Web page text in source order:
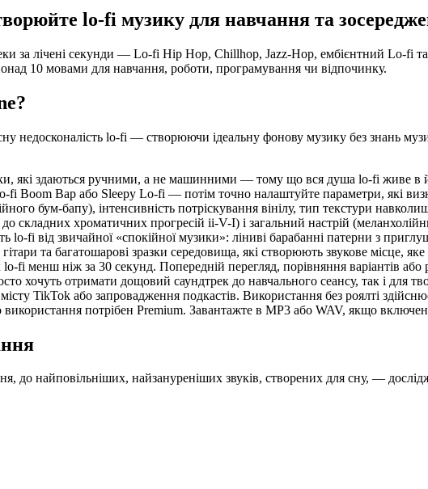
lo-fi музику для навчання та
за лічені секунди — Lo-fi Hip Hop, Chillhop, Jazz-Hop, ембієнтний Lo-fi
10 мовами для навчання, роботи, програмування чи відпочинку.
недосконалість lo-fi — створюючи ідеальну фонову музику без знань
які здаються ручними, а не машинними — тому що вся душа lo-fi живе в
Bap або Sleepy Lo-fi — потім точно налаштуйте параметри, які
бум-бапу), інтенсивність потріскування вінілу, тип текстури
складних хроматичних прогресій ii-V-I) і загальний настрій
lo-fi від звичайної «спокійної музики»: ліниві барабанні патерни з
та багатошарові зразки середовища, які створюють звукове місце,
fi менш ніж за 30 секунд. Попередній перегляд, порівняння варіантів
хочуть отримати дощовий саундтрек до навчального сеансу, так і для
TikTok або запровадження подкастів. Використання без роялті
потрібен Premium. Завантажте в MP3 або WAV, якщо
до найповільніших, найзануреніших звуків, створених для сну, —